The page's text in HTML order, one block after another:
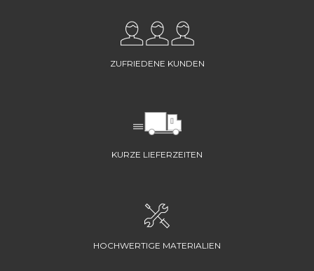
ZUFRIEDENE KUNDEN
KURZE LIEFERZEITEN
HOCHWERTIGE MATERIALIEN